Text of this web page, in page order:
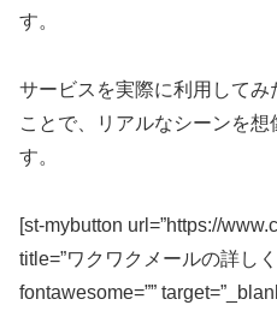
す。
サービスを実際に利用して
ことで、リアルなシーンを
す。
[st-mybutton url=”https://
title=”ワクワクメールの詳しく
fontawesome=””